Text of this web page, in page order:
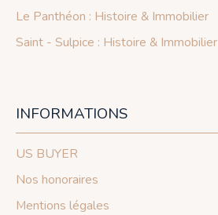
Le Panthéon : Histoire & Immobilier
Saint - Sulpice : Histoire & Immobilier
INFORMATIONS
US BUYER
Nos honoraires
Mentions légales